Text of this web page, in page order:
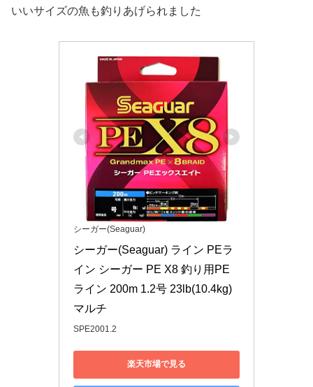
いいサイズの魚も釣りあげられました
シーガー(Seaguar)
シーガー(Seaguar) ライン PEラ
イン シーガー PE X8 釣り用PE
ライン 200m 1.2号 23lb(10.4kg)
マルチ
SPE2001.2
楽天市場で見る